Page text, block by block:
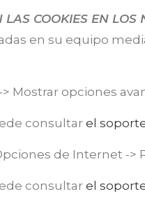
COOKIES EN LOS
en su equipo
Mostrar opciones
consultar el
de Internet ->
consultar el